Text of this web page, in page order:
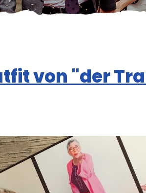
von "der